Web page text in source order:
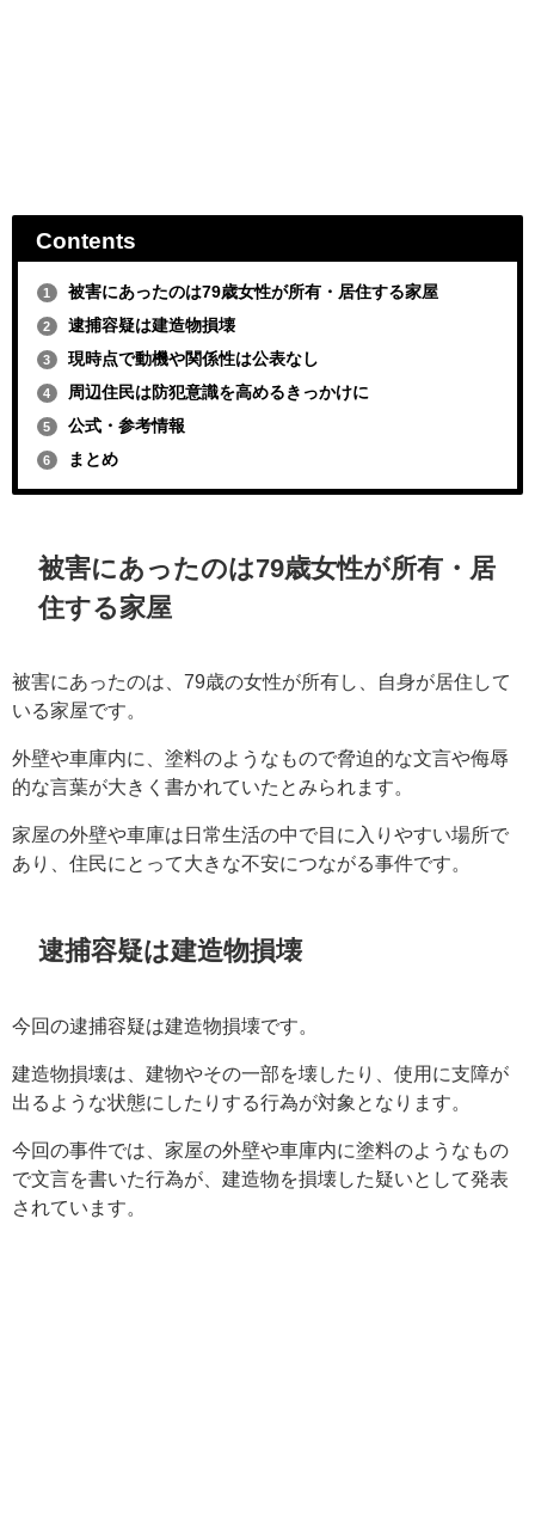
Contents
1 被害にあったのは79歳女性が所有・居住する家屋
2 逮捕容疑は建造物損壊
3 現時点で動機や関係性は公表なし
4 周辺住民は防犯意識を高めるきっかけに
5 公式・参考情報
6 まとめ
被害にあったのは79歳女性が所有・居
住する家屋
被害にあったのは、79歳の女性が所有し、自身が居住して
いる家屋です。
外壁や車庫内に、塗料のようなもので脅迫的な文言や侮辱
的な言葉が大きく書かれていたとみられます。
家屋の外壁や車庫は日常生活の中で目に入りやすい場所で
あり、住民にとって大きな不安につながる事件です。
逮捕容疑は建造物損壊
今回の逮捕容疑は建造物損壊です。
建造物損壊は、建物やその一部を壊したり、使用に支障が
出るような状態にしたりする行為が対象となります。
今回の事件では、家屋の外壁や車庫内に塗料のようなもの
で文言を書いた行為が、建造物を損壊した疑いとして発表
されています。